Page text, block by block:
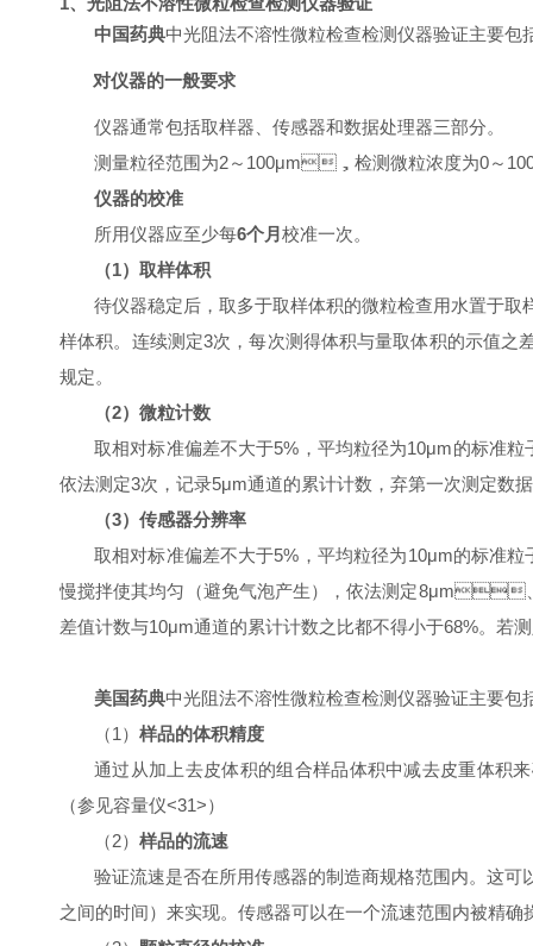
中国药典中光阻法不溶性微粒检查检测仪器验证主要包括
对仪器的一般要求
仪器通常包括取样器、传感器和数据处理器三部分。
测量粒径范围为2～ 100μm，检测微粒浓度为0～
仪器的校准
所用仪器应至少每6个月 校准一次。
（1）取样体积
待仪器稳定后，取多于取样体积的微粒检查用水置于取
样体积。连续测定3次，每次测得体积与量取体积的示值之
规定。
（2）微粒计数
取相对标准偏差不大于5% ，平均粒径为10μm的标准粒
依法测定3次，记录5μm通道的累计计数，弃第一次测定
（3）传感器分辨率
取相对标准偏差不大于5% ，平均粒径为10μm的标准粒
慢搅拌使其均匀（避免气泡产生），依法测定8μm
差值计数与10μm通道的累计计数之比都不得小于68%。
美国药典中光阻法不溶性微粒检查检测仪器验证主要包括
（1 ） 样品的体积精度
通过从加上去皮体积的组合样品体积中减去皮重体积来
（参见容量仪<31>）
（2） 样品的流速
验证流速是否在所用传感器的制造商规格范围内。
之间的时间）来实现。传感器可以在一个流速范围内被精确